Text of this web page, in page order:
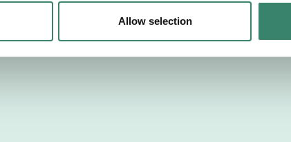
Allow selection